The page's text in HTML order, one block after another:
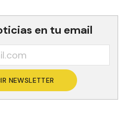
en tu email
NEWSLETTER